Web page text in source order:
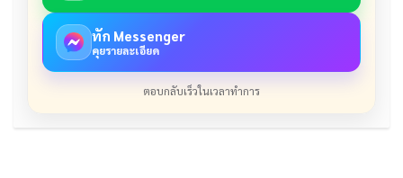
ทัก Messenger
คุยรายละเอียด
ตอบกลับเร็วในเวลาทำการ